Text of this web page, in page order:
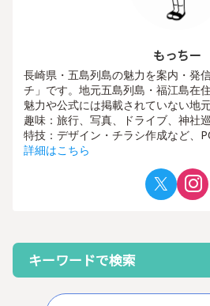
もっちー
長崎県・五島列島の魅力を案内・発
チ」です。地元五島列島・福江島在
魅力や公式には掲載されていない地
趣味：旅行、写真、ドライブ、神社
特技：デザイン・チラシ作成など、
詳細はこちら
キーワードで検索